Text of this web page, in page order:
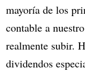
mayoría de los
contable a
realmente subir.
dividendos